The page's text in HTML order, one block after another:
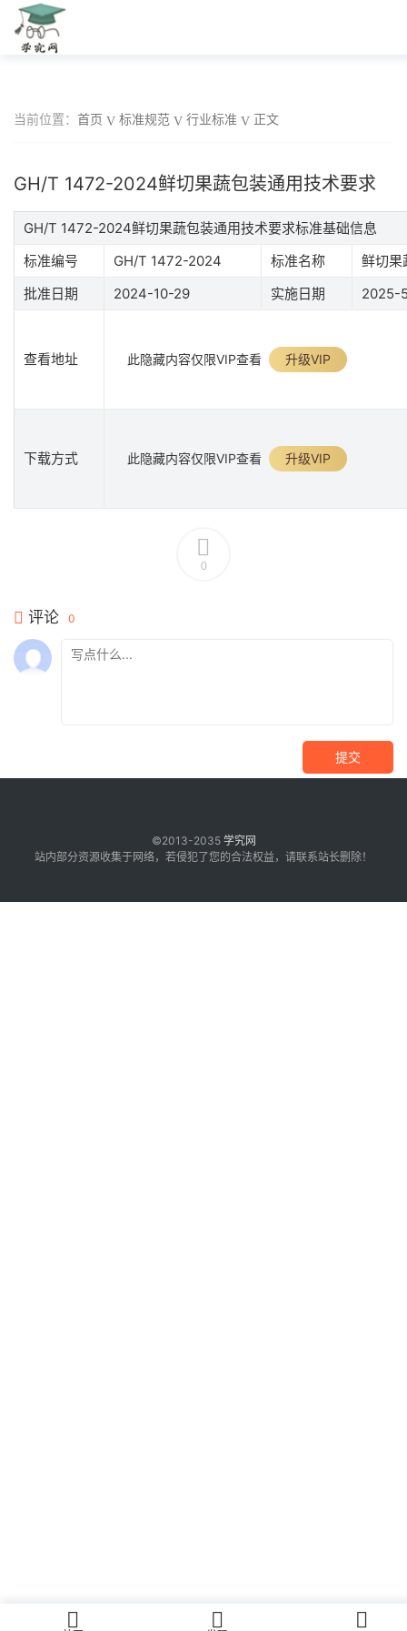
当前位置： 首页 标准规范 行业标准 正文
GH/T 1472-2024鲜切果蔬包装通用技术要求
GH/T 1472-2024鲜切果蔬包装通用技术要求标准基础信息
标准编号
GH/T 1472-2024 标准名称
鲜切果
批准日期
2024-10-29 实施日期 2025-
查看地址 此隐藏内容仅限VIP查看 升级VIP
下载方式 此隐藏内容仅限VIP查看 升级VIP
0
评论 0
提交
©2013-2035 学究网
站内部分资源收集于网络，若侵犯了您的合法权益，请联系站长删除！